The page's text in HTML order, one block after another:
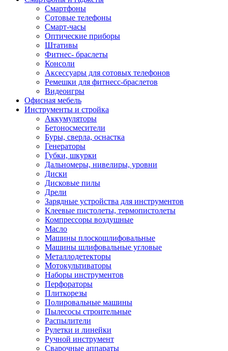
Смартфоны
Сотовые телефоны
Смарт-часы
Оптические приборы
Штативы
Фитнес- браслеты
Консоли
Аксессуары для сотовых телефонов
Ремешки для фитнесс-браслетов
Видеоигры
Офисная мебель
Инструменты и стройка
Аккумуляторы
Бетоносмесители
Буры, сверла, оснастка
Генераторы
Губки, шкурки
Дальномеры, нивелиры, уровни
Диски
Дисковые пилы
Дрели
Зарядные устройства для инструментов
Клеевые пистолеты, термопистолеты
Компрессоры воздушные
Масло
Машины плоскошлифовальные
Машины шлифовальные угловые
Металлодетекторы
Мотокультиваторы
Наборы инструментов
Перфораторы
Плиткорезы
Полировальные машины
Пылесосы строительные
Распылители
Рулетки и линейки
Ручной инструмент
Сварочные аппараты